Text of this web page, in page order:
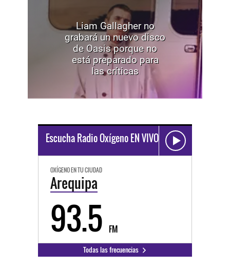
Liam Gallagher no
grabará un nuevo disco
de Oasis porque no
está preparado para
las críticas
Escucha Radio Oxígeno EN VIVO
OXÍGENO EN TU CIUDAD
Arequipa
93.5 FM
Todas las frecuencias